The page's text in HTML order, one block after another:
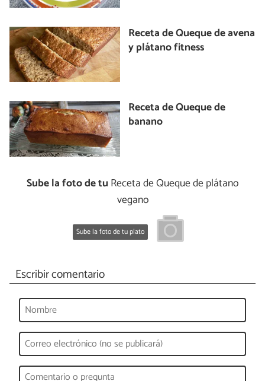
Receta de Queque de avena
y plátano fitness
Receta de Queque de
banano
Sube la foto de tu Receta de Queque de plátano
vegano
Sube la foto de tu plato
Escribir comentario